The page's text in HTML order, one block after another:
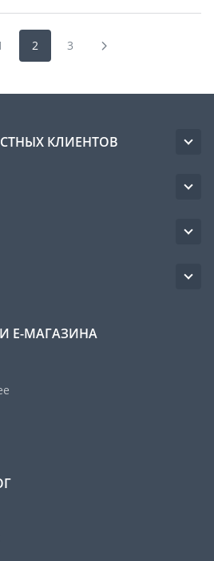
2 3
КЛИЕНТОВ
Е-МАГАЗИНА